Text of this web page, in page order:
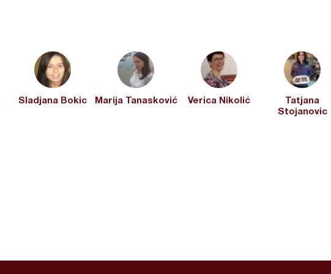
Sladjana Bokic Marija Tanasković Verica Nikolić
Tatjana
Stojanovic